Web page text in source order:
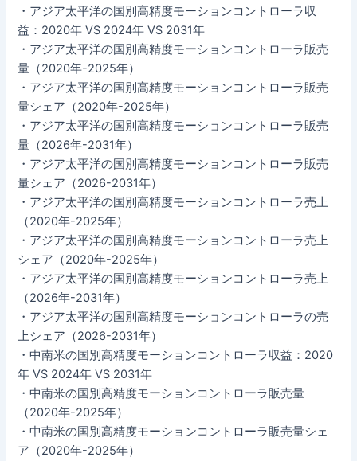
・アジア太平洋の国別高精度モーションコントローラ収
益：2020年 VS 2024年 VS 2031年
・アジア太平洋の国別高精度モーションコントローラ販売
量（2020年-2025年）
・アジア太平洋の国別高精度モーションコントローラ販売
量シェア（2020年-2025年）
・アジア太平洋の国別高精度モーションコントローラ販売
量（2026年-2031年）
・アジア太平洋の国別高精度モーションコントローラ販売
量シェア（2026-2031年）
・アジア太平洋の国別高精度モーションコントローラ売上
（2020年-2025年）
・アジア太平洋の国別高精度モーションコントローラ売上
シェア（2020年-2025年）
・アジア太平洋の国別高精度モーションコントローラ売上
（2026年-2031年）
・アジア太平洋の国別高精度モーションコントローラの売
上シェア（2026-2031年）
・中南米の国別高精度モーションコントローラ収益：2020
年 VS 2024年 VS 2031年
・中南米の国別高精度モーションコントローラ販売量
（2020年-2025年）
・中南米の国別高精度モーションコントローラ販売量シェ
ア（2020年-2025年）